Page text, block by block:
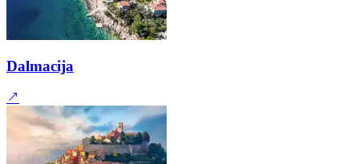
Dalmacija